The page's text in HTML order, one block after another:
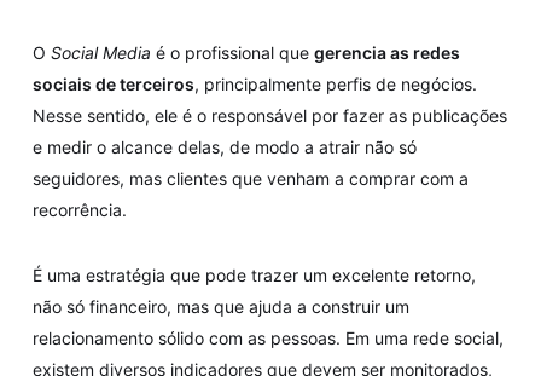
O Social Media é o profissional que gerencia as redes
sociais de terceiros, principalmente perfis de negócios.
Nesse sentido, ele é o responsável por fazer as publicações
e medir o alcance delas, de modo a atrair não só
seguidores, mas clientes que venham a comprar com a
recorrência.
É uma estratégia que pode trazer um excelente retorno,
não só financeiro, mas que ajuda a construir um
relacionamento sólido com as pessoas. Em uma rede social,
existem diversos indicadores que devem ser monitorados,